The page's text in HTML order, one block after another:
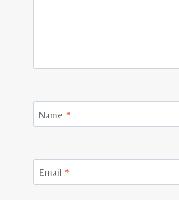
Name *
Email *